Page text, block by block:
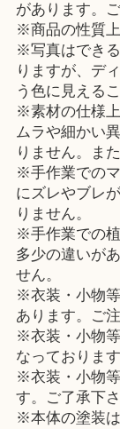
があります。
※商品の性質上
※写真はでき
りますが、デ
う色に見える
※素材の仕様
ムラや細かい
りません。ま
※手作業での
にズレやブレ
りません。
※手作業での
多少の違いが
せん。
※衣装・小物
あります。ご
※衣装・小物
なっておりま
※衣装・小物
す。ご了承下さ
※本体の塗装